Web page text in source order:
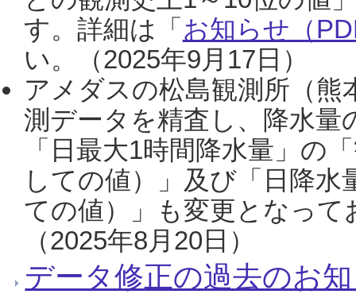
す。詳細は「 お知らせ（
い。（2025年9月17日）
アメダスの松島観測所（熊
測データを精査し、降水
「日最大1時間降水量」の
しての値）」及び「日降
ての値）」も変更となっ
（2025年8月20日）
データ修正の過去のお